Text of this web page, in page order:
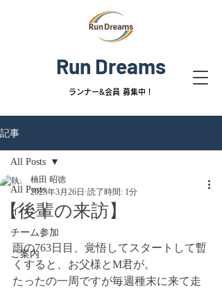
ランナー&会員 募集中！
Run Dreams
記事
All Posts
イベント
チーム参加
ご案内
All Posts
【後輩の来訪】
楠田 昭徳
2023年3月26日 読了時間: 1分
雨の763日目、覚悟してスタートして暫
くすると、お父様とM君が。
たったの一周ですが毎週種末に来て走